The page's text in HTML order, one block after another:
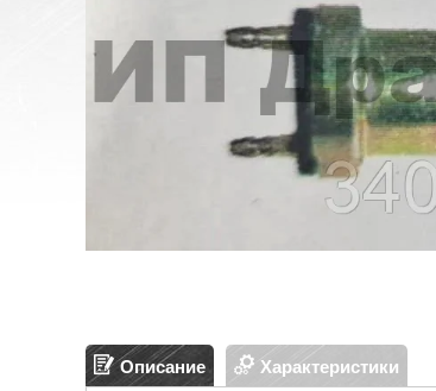
Описание Характеристики